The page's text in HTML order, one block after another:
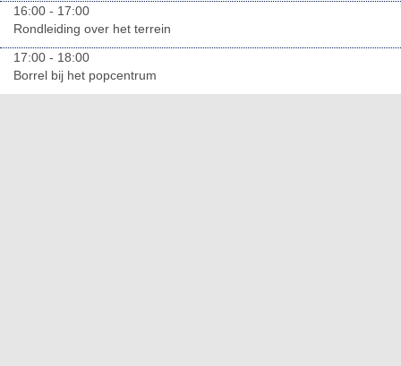
16:00 - 17:00
Rondleiding over het terrein
17:00 - 18:00
Borrel bij het popcentrum